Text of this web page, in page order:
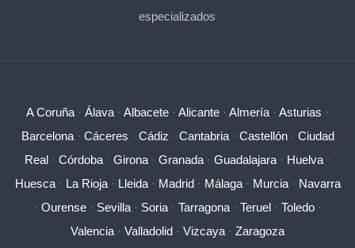
especializados
A Coruña · Álava · Albacete · Alicante · Almería · Asturias ·
Barcelona· Cáceres · Cádiz · Cantabria· Castellón· Ciudad
Real · Córdoba · Girona · Granada · Guadalajara · Huelva ·
Huesca· La Rioja· Lleida· Madrid· Málaga· Murcia· Navarra
· Ourense· Sevilla· Soria· Tarragona· Teruel· Toledo·
Valencia · Valladolid · Vizcaya · Zaragoza